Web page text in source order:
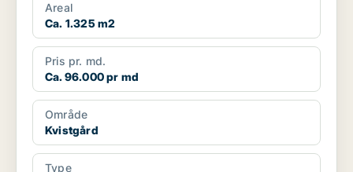
Areal
Ca. 1.325 m2
Pris pr. md.
Ca. 96.000 pr md
Område
Kvistgård
Type